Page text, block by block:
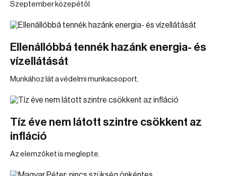
Szeptember közepétől.
Ellenállóbbá tennék hazánk energia- és
vízellátását
Munkához lát a védelmi munkacsoport.
Tíz éve nem látott szintre csökkent az
infláció
Az elemzőket is meglepte.